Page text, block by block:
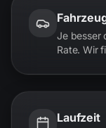
Je besser
Rate. Wir
Laufzeit